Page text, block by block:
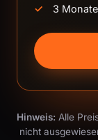
3
Hinweis: Alle
nicht